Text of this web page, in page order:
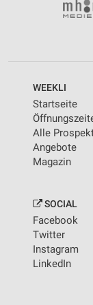
WEEKLI
Startseite
Alle
Angebote
Magazin
SOCIAL
Facebook
Twitter
Instagram
LinkedIn